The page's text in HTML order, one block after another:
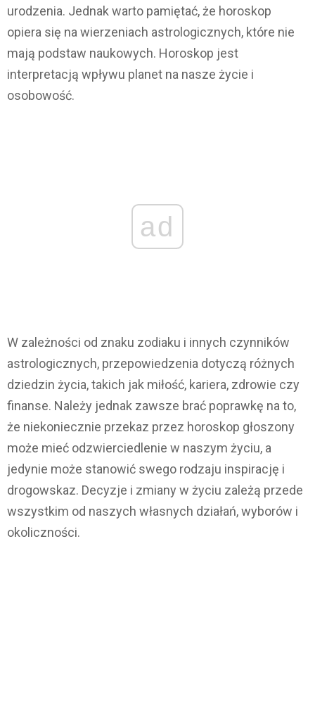
urodzenia. Jednak warto pamiętać, że horoskop
opiera się na wierzeniach astrologicznych, które nie
mają podstaw naukowych. Horoskop jest
interpretacją wpływu planet na nasze życie i
osobowość.
ad
W zależności od znaku zodiaku i innych czynników
astrologicznych, przepowiedzenia dotyczą różnych
dziedzin życia, takich jak miłość, kariera, zdrowie czy
finanse. Należy jednak zawsze brać poprawkę na to,
że niekoniecznie przekaz przez horoskop głoszony
może mieć odzwierciedlenie w naszym życiu, a
jedynie może stanowić swego rodzaju inspirację i
drogowskaz. Decyzje i zmiany w życiu zależą przede
wszystkim od naszych własnych działań, wyborów i
okoliczności.